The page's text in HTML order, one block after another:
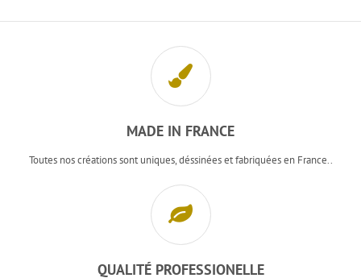
MADE IN FRANCE
Toutes nos créations sont uniques, déssinées et fabriquées en France..
QUALITÉ PROFESSIONELLE